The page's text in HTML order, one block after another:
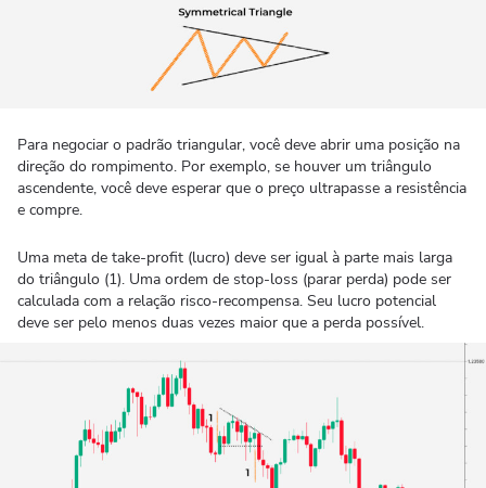
Para negociar o padrão triangular, você deve abrir uma posição na
direção do rompimento. Por exemplo, se houver um triângulo
ascendente, você deve esperar que o preço ultrapasse a resistência
e compre.
Uma meta de take-profit (lucro) deve ser igual à parte mais larga
do triângulo (1). Uma ordem de stop-loss (parar perda) pode ser
calculada com a relação risco-recompensa. Seu lucro potencial
deve ser pelo menos duas vezes maior que a perda possível.